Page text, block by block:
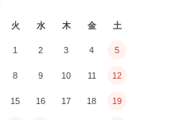
火 水 木 金 土
1 2 3 4 5
8 9 10 11 12
15 16 17 18 19